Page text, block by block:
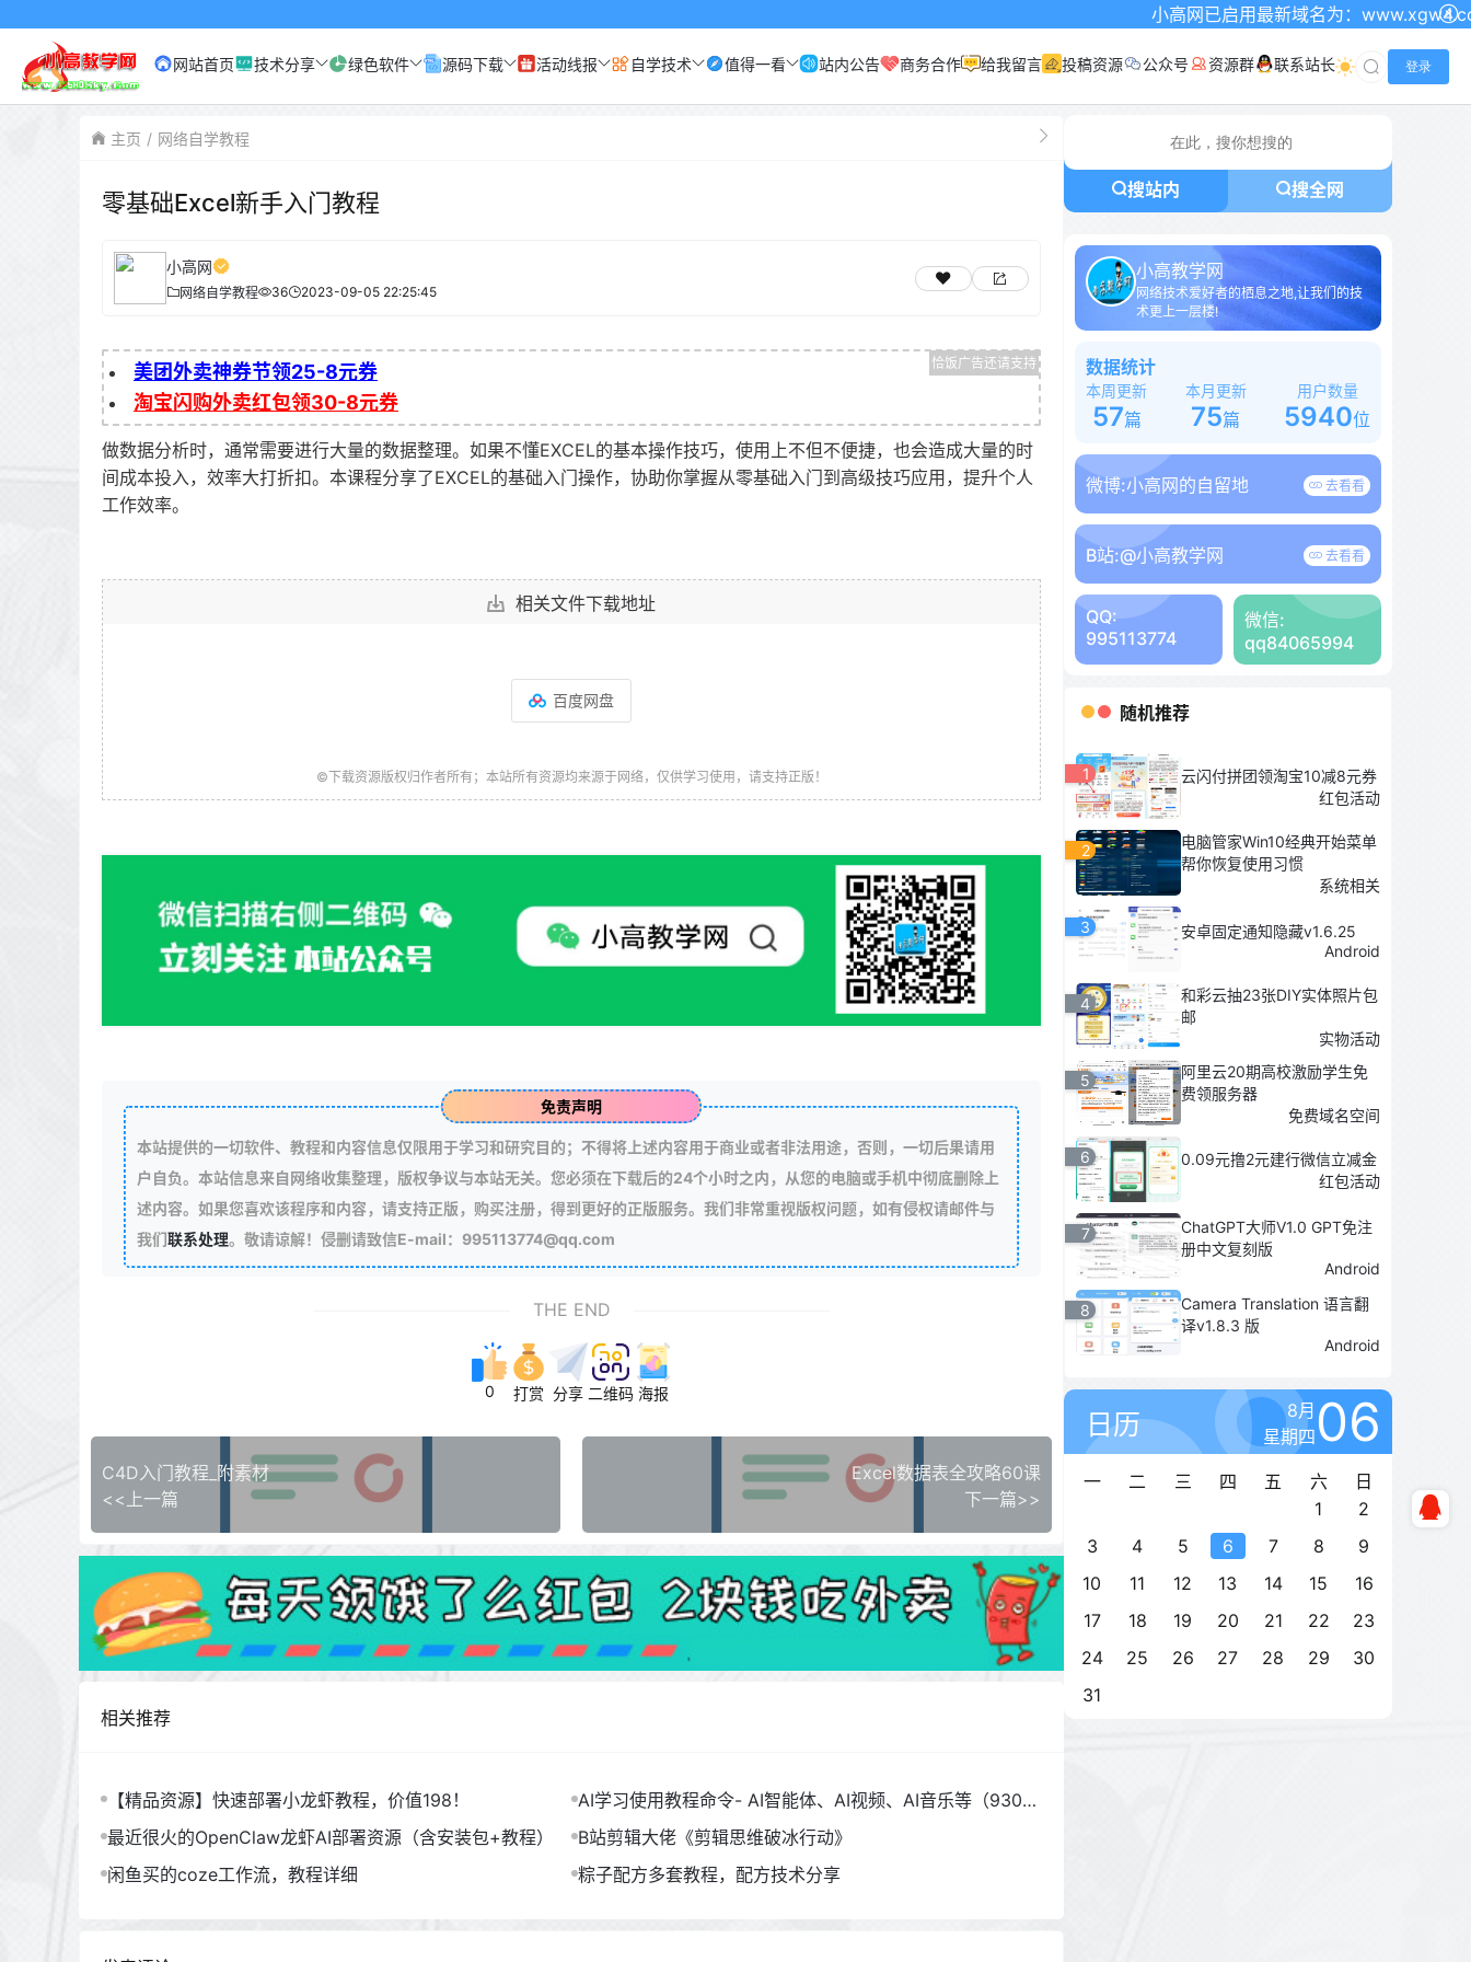
小高网已启用最新域名为：www.xgw4.com 记得
网站首页 技术分享 绿色软件 源码下载 活动线报 自学技术 值得一看 站内公告 商务合作 给我留言 投稿资源 公众号 资源群 联系站长 登录
主页 网络自学教程
零基础Excel新手入门教程
小高网
网络自学教程 36 2023-09-05 22:25:45
美团外卖神券节领25-8元券
淘宝闪购外卖红包领30-8元券
做数据分析时，通常需要进行大量的数据整理。如果不懂EXCEL的基本操作技巧，使用上不但不便捷，也会造成大量的时
间成本投入，效率大打折扣。本课程分享了EXCEL的基础入门操作，协助你掌握从零基础入门到高级技巧应用，提升个人
工作效率。
相关文件下载地址
百度网盘
©下载资源版权归作者所有；本站所有资源均来源于网络，仅供学习使用，请支持正版！
免责声明
本站提供的一切软件、教程和内容信息仅限用于学习和研究目的；不得将上述内容用于商业或者非法用途，否则，一切后果请用
户自负。本站信息来自网络收集整理，版权争议与本站无关。您必须在下载后的24个小时之内，从您的电脑或手机中彻底删除上
述内容。如果您喜欢该程序和内容，请支持正版，购买注册，得到更好的正版服务。我们非常重视版权问题，如有侵权请邮件与
我们联系处理。敬请谅解！侵删请致信E-mail：995113774@qq.com
THE END
0 打赏 分享 二维码 海报
C4D入门教程_附素材
<<上一篇
Excel数据表全攻略60课
下一篇>>
相关推荐
【精品资源】快速部署小龙虾教程，价值198！
AI学习使用教程命令- AI智能体、AI视频、AI音乐等（930G
B）
最近很火的OpenClaw龙虾AI部署资源（含安装包+教程）
B站剪辑大佬《剪辑思维破冰行动》
闲鱼买的coze工作流，教程详细
粽子配方多套教程，配方技术分享
搜站内 搜全网
小高教学网
网络技术爱好者的栖息之地,让我们的技
术更上一层楼!
数据统计
本周更新
57篇
本月更新
75篇
用户数量
5940位
微博:小高网的自留地 去看看
B站:@小高教学网 去看看
QQ:
995113774
微信:
qq84065994
随机推荐
1
云闪付拼团领淘宝10减8元券
红包活动
2
电脑管家Win10经典开始菜单
帮你恢复使用习惯
系统相关
3
安卓固定通知隐藏v1.6.25
Android
4
和彩云抽23张DIY实体照片包
邮
实物活动
5
阿里云20期高校激励学生免
费领服务器
免费域名空间
6
0.09元撸2元建行微信立减金
红包活动
7
ChatGPT大师V1.0 GPT免注
册中文复刻版
Android
8
Camera Translation 语言翻
译v1.8.3 版
Android
日历
8月
星期四06
一 二 三 四 五 六
日
1
2
3
4 5 6 7 8
9
10
11 12 13 14 15
16
17
18 19 20 21 22
23
24
25 26 27 28 29
30
31